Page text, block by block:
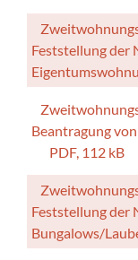
Feststellung der
Beantragung
PDF, 112 kB
Feststellung der
Bungalows/